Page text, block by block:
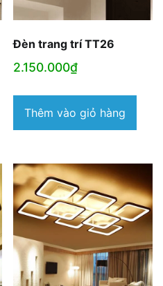
Đèn trang trí TT26
2.150.000₫
Thêm vào giỏ hàng